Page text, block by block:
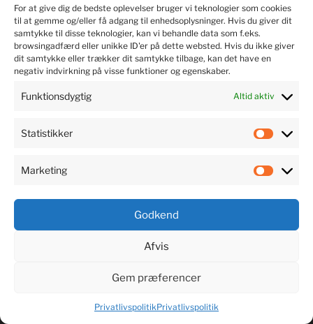
For at give dig de bedste oplevelser bruger vi teknologier som cookies
til at gemme og/eller få adgang til enhedsoplysninger. Hvis du giver dit
samtykke til disse teknologier, kan vi behandle data som f.eks.
browsingadfærd eller unikke ID'er på dette websted. Hvis du ikke giver
dit samtykke eller trækker dit samtykke tilbage, kan det have en
negativ indvirkning på visse funktioner og egenskaber.
Funktionsdygtig Altid aktiv
Statistikker
Marketing
Godkend
Afvis
Gem præferencer
PrivatlivspolitikPrivatlivspolitik
SE VIDEOBIBLIOTEKERNE
LYT TIL MUSIKKEN